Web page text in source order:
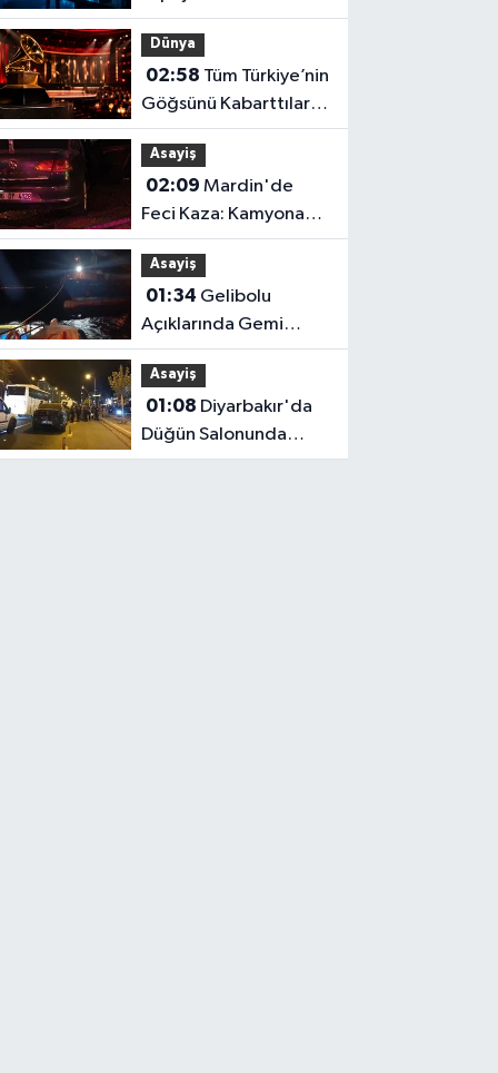
Bilim İnsanına Emanet!
Dünya
02:58
Göğsünü Kabarttılar:
İki Dev İsim Grammy
Jürisine Seçildi!
Asayiş
02:09 Mardin'de
Feci Kaza: Kamyona
Arkadan Çarpan
Otomobilde 1 Ölü, 2
Ağır Yaralı
Asayiş
01:34
Açıklarında Gemi
Arızası
Asayiş
01:08
Düğün Salonunda
Kavga: 5 Yaralı!